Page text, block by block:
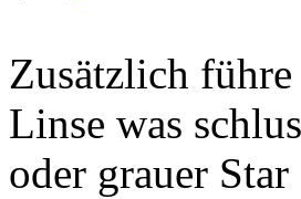
Zusätzlich
Linse was
oder grauer